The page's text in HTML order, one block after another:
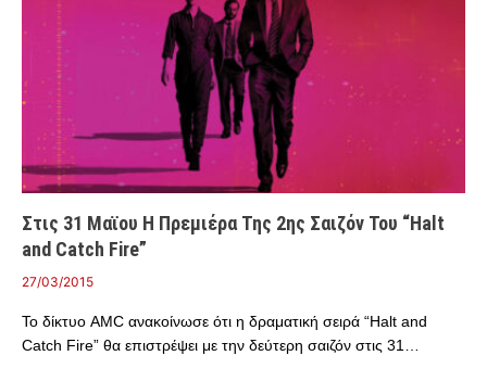
Στις 31 Μαϊου Η Πρεμιέρα Της 2ης Σαιζόν Του “Halt
and Catch Fire”
27/03/2015
Το δίκτυο AMC ανακοίνωσε ότι η δραματική σειρά “Halt and
Catch Fire” θα επιστρέψει με την δεύτερη σαιζόν στις 31…